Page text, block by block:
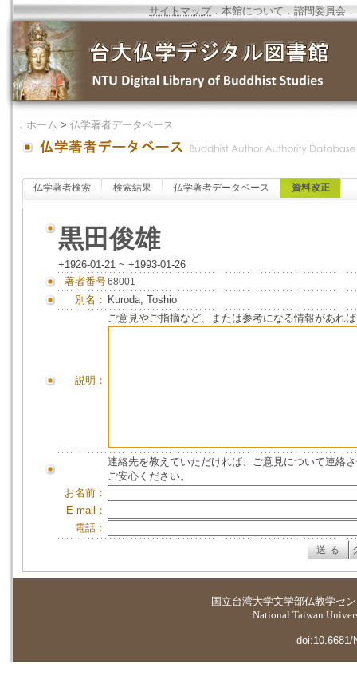
サイトマップ．本館について ．諮問委員会 ．
． ホーム > 仏学著者データベース
仏学著者検索 検索結果 仏学著者データベース 資料改正
黒田俊雄
+1926-01-21 ~ +1993-01-26
著者番号68001
別名： Kuroda, Toshio
説明：
ご意見やご指摘など、または参考になる情報があれ
連絡先を教えていただければ、ご意見について連絡
ご安心ください。
お名前：
E-mail：
電話：
国立台湾大学文学部仏教学セ
National Taiwan
doi:10.6681/